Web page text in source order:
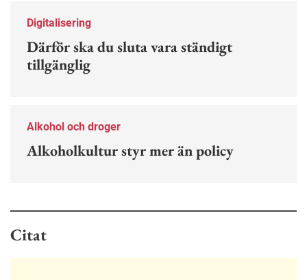
Digitalisering
Därför ska du sluta vara ständigt
tillgänglig
Alkohol och droger
Alkoholkultur styr mer än policy
Citat